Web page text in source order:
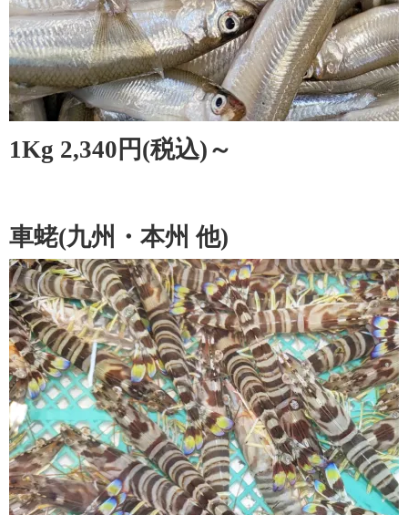
1Kg 2,340円(税込)～
車蛯(九州・本州 他)